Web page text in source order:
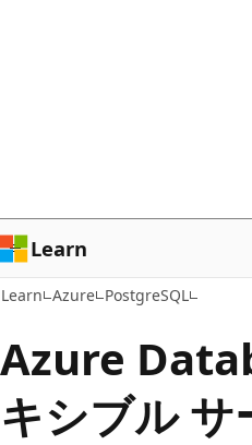
ン
ツ
に
ス
ッ
プ
Learn
Learn Azure PostgreSQL
Azure
キシブル